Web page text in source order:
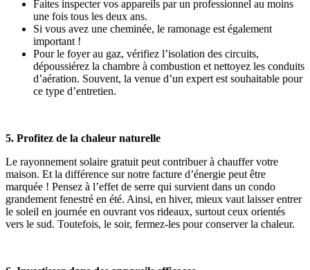
Faites inspecter vos appareils par un professionnel au moins
une fois tous les deux ans.
Si vous avez une cheminée, le ramonage est également
important !
Pour le foyer au gaz, vérifiez l’isolation des circuits,
dépoussiérez la chambre à combustion et nettoyez les conduits
d’aération. Souvent, la venue d’un expert est souhaitable pour
ce type d’entretien.
5. Profitez de la chaleur naturelle
Le rayonnement solaire gratuit peut contribuer à chauffer votre
maison. Et la différence sur notre facture d’énergie peut être
marquée ! Pensez à l’effet de serre qui survient dans un condo
grandement fenestré en été. Ainsi, en hiver, mieux vaut laisser entrer
le soleil en journée en ouvrant vos rideaux, surtout ceux orientés
vers le sud. Toutefois, le soir, fermez-les pour conserver la chaleur.